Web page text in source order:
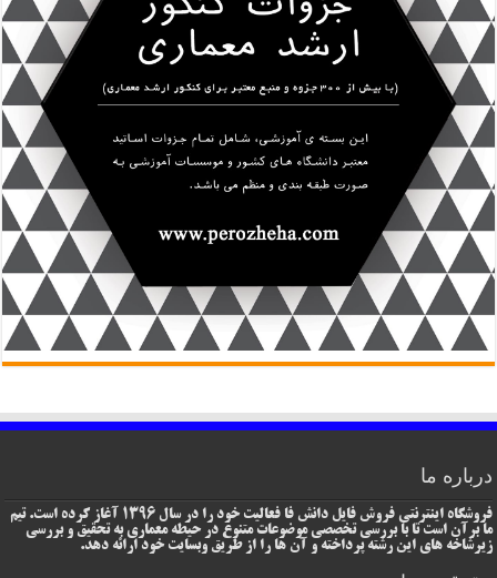
درباره ما
فروشگاه اینترنتی فروش فایل دانش فا فعالیت خود را در سال 1396 آغاز کرده است. تیم
ما برآن است تا با بررسی تخصصی موضوعات متنوع در حیطه معماری به تحقیق و بررسی
زیرشاخه های این رشته پرداخته و آن ها را از طریق وبسایت خود ارائه دهد.